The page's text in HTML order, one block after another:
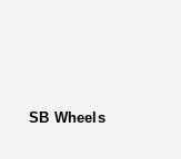
SB Wheels